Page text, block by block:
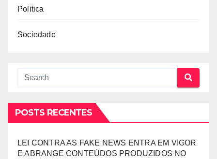
Politica
Sociedade
POSTS RECENTES
LEI CONTRA AS FAKE NEWS ENTRA EM VIGOR
E ABRANGE CONTEÚDOS PRODUZIDOS NO